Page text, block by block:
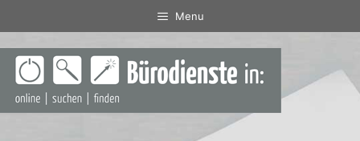
Inhalt
springen
Menu